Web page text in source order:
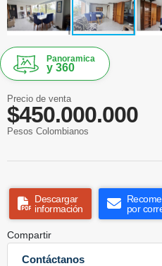
Panoramica
y 360
Precio de venta
$450.000.000
Pesos Colombianos
Descargar
información
por
Compartir
Contáctanos